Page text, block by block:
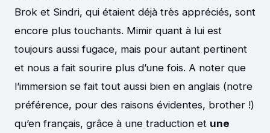
Brok et Sindri, qui étaient déjà très appréciés, sont
encore plus touchants. Mimir quant à lui est
toujours aussi fugace, mais pour autant pertinent
et nous a fait sourire plus d’une fois. A noter que
l’immersion se fait tout aussi bien en anglais (notre
préférence, pour des raisons évidentes, brother !)
qu’en français, grâce à une traduction et une